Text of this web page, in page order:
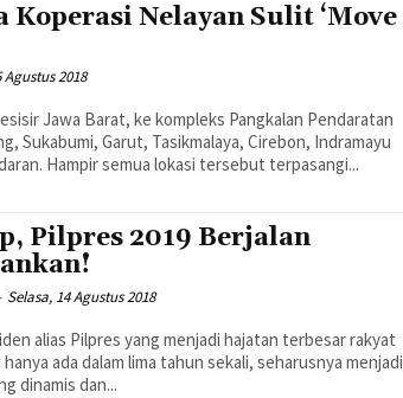
Koperasi Nelayan Sulit ‘Move
Agustus 2018
Jawa Barat, ke kompleks Pangkalan Pendaratan
Sukabumi, Garut, Tasikmalaya, Cirebon, Indramayu
Hampir semua lokasi tersebut terpasangi...
Pilpres 2019 Berjalan
Selasa, 14 Agustus 2018
alias Pilpres yang menjadi hajatan terbesar rakyat
ada dalam lima tahun sekali, seharusnya menjadi
dinamis dan...